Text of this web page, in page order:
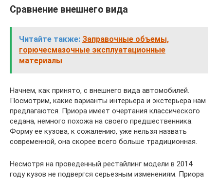
Сравнение внешнего вида
Читайте также: Заправочные объемы,
горючесмазочные эксплуатационные
материалы
Начнем, как принято, с внешнего вида автомобилей.
Посмотрим, какие варианты интерьера и экстерьера нам
предлагаются. Приора имеет очертания классического
седана, немного похожа на своего предшественника.
Форму ее кузова, к сожалению, уже нельзя назвать
современной, она скорее всего больше традиционная.
Несмотря на проведенный рестайлинг модели в 2014
году кузов не подвергся серьезным изменениям. Приора